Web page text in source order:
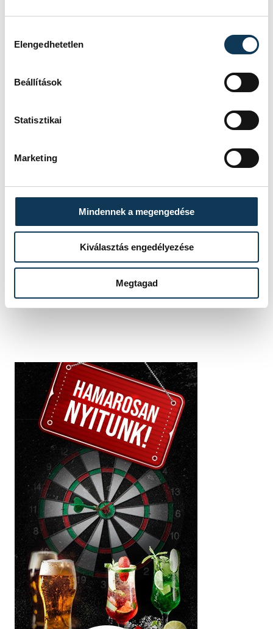
Elengedhetetlen
Beállítások
Statisztikai
Marketing
Mindennek a megengedése
Kiválasztás engedélyezése
Megtagad
Az eseményen elhangzott, hogy a program
egyik edzője a kanadai Darren Ward lesz,
akinek tanítványai indulnak a riói olimpián
sport
SZERZŐ
vehirsport.hu